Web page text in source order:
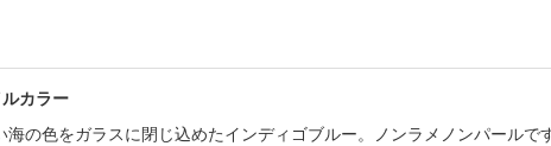
カラー
の色をガラスに閉じ込めたインディゴブルー。ノンラメノンパールで